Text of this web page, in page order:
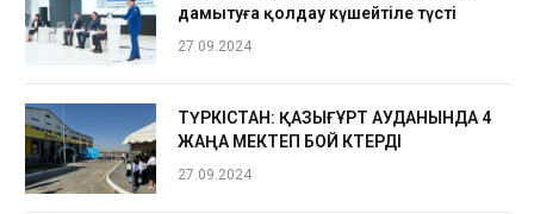
дамытуға қолдау күшейтіле түсті
27.09.2024
ТҮРКІСТАН: ҚАЗЫҒҰРТ АУДАНЫНДА 4
ЖАҢА МЕКТЕП БОЙ КӨТЕРДІ
27.09.2024